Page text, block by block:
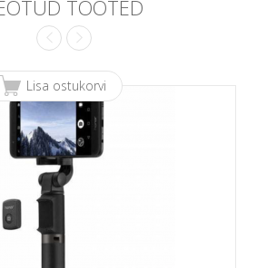
TOOTED
Lisa ostukorvi